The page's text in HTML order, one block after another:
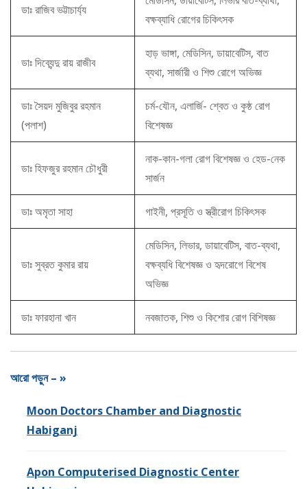
ডাঃ রাজিব ভট্টাচার্য্য
বক্ষব্যাধি রোগের চিকিৎসক
ডাঃ দিব্যেন্দু রায় রাজীব
হাড় ভাঙ্গা, মেডিসিন, ডায়াবেটিস, বাত
ব্যথা, সার্জারী ও শিশু রোগে অভিজ্ঞ
ডাঃ সৈয়দ মুজিবুর রহমান
(পলাশ)
চর্ম-যৌন, এলার্জি- শ্বেত ও কুষ্ঠ রোগ
বিশেষজ্ঞ
ডাঃ হিফজুর রহমান চৌধুরী
নাক-কান-গলা রোগ বিশেষজ্ঞ ও হেড-নেক
সার্জন
ডাঃ অমৃতা সাহা গাইনী, প্রসূতি ও স্ত্রীরোগ চিকিৎসক
ডাঃ সুব্রত কুমার রায়
মেডিসিন, লিভার, ডায়াবেটিস, বাত-ব্যথা,
বক্ষব্যধি বিশেষজ্ঞ ও হৃদরোগে বিশেষ
অভিজ্ঞ
ডাঃ ফারহানা খান নবজাতক, শিশু ও কিশোর রোগ বিশিষজ্ঞ
আরো পড়ুন – »
Moon Doctors Chamber and Diagnostic
Habiganj
Apon Computerised Diagnostic Center